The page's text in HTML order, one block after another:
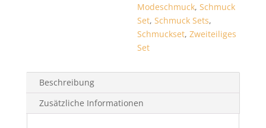
Modeschmuck,Schmuck
Set,Schmuck Sets,
Schmuckset,Zweiteiliges
Set
Beschreibung
Zusätzliche Informationen